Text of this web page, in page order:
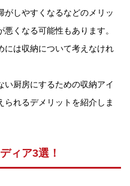
がしやすくなるなどのメリッ
くなる可能性もあります。
には収納について考えなけれ
い厨房にするための収納アイ
れるデメリットを紹介しま
ィア3選！